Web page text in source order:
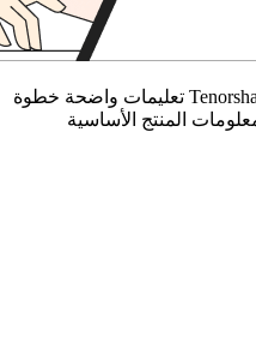
توفر أدلة الفيديو الخاصة بـ Tenorshare تعليمات واضحة خطوة
المنتج الأساسية